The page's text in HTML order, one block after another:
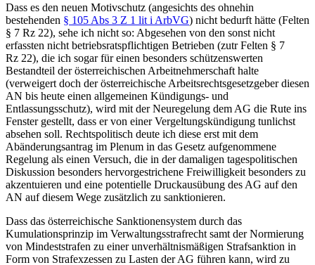
Dass es den neuen Motivschutz (angesichts des ohnehin
bestehenden § 105 Abs 3 Z 1 lit i ArbVG) nicht bedurft hätte (Felten
§ 7 Rz 22), sehe ich nicht so: Abgesehen von den sonst nicht
erfassten nicht betriebsratspflichtigen Betrieben (zutrFelten § 7
Rz 22), die ich sogar für einen besonders schützenswerten
Bestandteil der österreichischen Arbeitnehmerschaft halte
(verweigert doch der österreichische Arbeitsrechtsgesetzgeber diesen
AN bis heute einen allgemeinen Kündigungs- und
Entlassungsschutz), wird mit der Neuregelung dem AG die Rute ins
Fenster gestellt, dass er von einer Vergeltungskündigung tunlichst
absehen soll. Rechtspolitisch deute ich diese erst mit dem
Abänderungsantrag im Plenum in das Gesetz aufgenommene
Regelung als einen Versuch, die in der damaligen tagespolitischen
Diskussion besonders hervorgestrichene Freiwilligkeit besonders zu
akzentuieren und eine potentielle Druckausübung des AG auf den
AN auf diesem Wege zusätzlich zu sanktionieren.
Dass das österreichische Sanktionensystem durch das
Kumulationsprinzip im Verwaltungsstrafrecht samt der Normierung
von Mindeststrafen zu einer unverhältnismäßigen Strafsanktion in
Form von Strafexzessen zu Lasten der AG führen kann, wird zu